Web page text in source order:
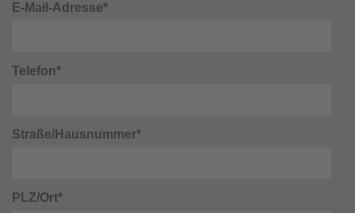
E-Mail-Adresse*
Telefon*
Straße/Hausnummer*
PLZ/Ort*